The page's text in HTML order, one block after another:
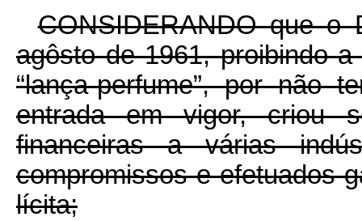
CONSIDERANDO que o
agôsto de 1961, proibindo
“lança-perfume”, por não
entrada em vigor, criou
financeiras a várias
compromissos e efetuados
lícita;